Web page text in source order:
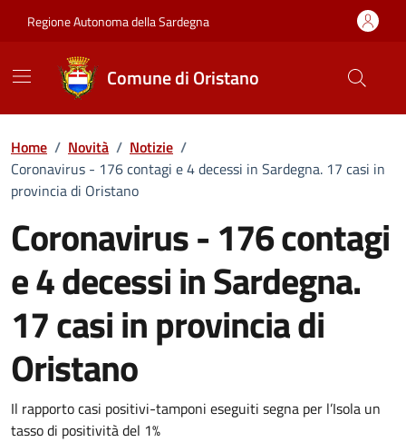
Regione Autonoma della Sardegna
Comune di Oristano
Home / Novità / Notizie /
Coronavirus - 176 contagi e 4 decessi in Sardegna. 17 casi in
provincia di Oristano
Coronavirus - 176 contagi
e 4 decessi in Sardegna.
17 casi in provincia di
Oristano
Dettagli della notizia
Il rapporto casi positivi-tamponi eseguiti segna per l’Isola un
tasso di positività del 1%